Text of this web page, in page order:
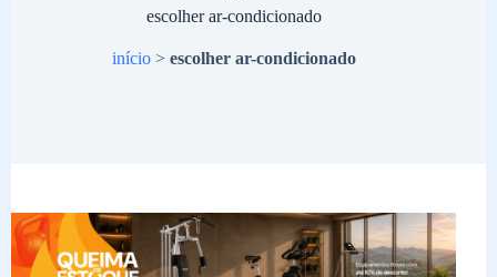
escolher ar-condicionado
início> escolher ar-condicionado